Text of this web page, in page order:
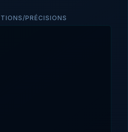
PRÉCISIONS